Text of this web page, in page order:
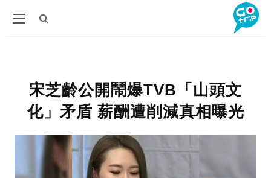
宋芝齡公開鬧爆TVB「山頭文
化」矛盾 薪酬遭削減真相曝光